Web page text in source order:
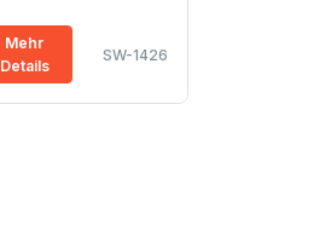
Mehr
Details
SW-1426